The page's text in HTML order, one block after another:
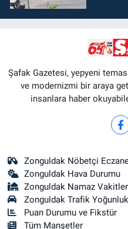
Şafak Gazetesi, yepyeni
ve modernizmi bir araya
insanlara haber
Zonguldak Nöbetçi
Zonguldak Hava Durumu
Zonguldak Namaz
Zonguldak Trafik
Puan Durumu ve Fikstür
Tüm Manşetler